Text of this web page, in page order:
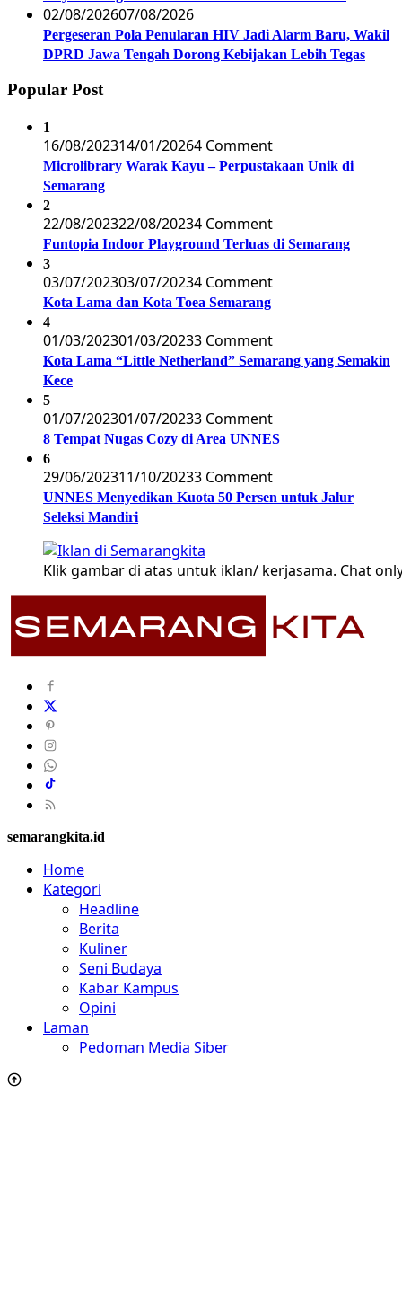
02/08/202607/08/2026
Pergeseran Pola Penularan HIV Jadi Alarm Baru, Wakil
DPRD Jawa Tengah Dorong Kebijakan Lebih Tegas
Popular Post
1
16/08/202314/01/20264 Comment
Microlibrary Warak Kayu – Perpustakaan Unik di
Semarang
2
22/08/202322/08/20234 Comment
Funtopia Indoor Playground Terluas di Semarang
3
03/07/202303/07/20234 Comment
Kota Lama dan Kota Toea Semarang
4
01/03/202301/03/20233 Comment
Kota Lama “Little Netherland” Semarang yang Semakin
Kece
5
01/07/202301/07/20233 Comment
8 Tempat Nugas Cozy di Area UNNES
6
29/06/202311/10/20233 Comment
UNNES Menyedikan Kuota 50 Persen untuk Jalur
Seleksi Mandiri
Klik gambar di atas untuk iklan/ kerjasama. Chat
semarangkita.id
Home
Kategori
Headline
Berita
Kuliner
Seni Budaya
Kabar Kampus
Opini
Laman
Pedoman Media Siber